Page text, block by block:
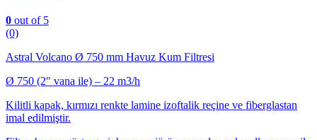
0 out of 5
(0)
Astral Volcano Ø 750 mm Havuz Kum Filtresi
Ø 750 (2″ vana ile) – 22 m3/h
Kilitli kapak, kırmızı renkte lamine izoftalik reçine ve fiberglastan
imal edilmiştir.